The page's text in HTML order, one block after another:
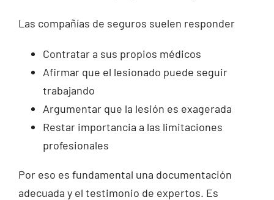
Las compañías de seguros suelen responder
Contratar a sus propios médicos
Afirmar que el lesionado puede seguir
trabajando
Argumentar que la lesión es exagerada
Restar importancia a las limitaciones
profesionales
Por eso es fundamental una documentación
adecuada y el testimonio de expertos. Es